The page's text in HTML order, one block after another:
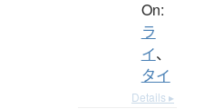
On:
ラ
イ、
タイ
Details ▸